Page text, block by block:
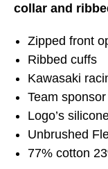
collar and
Zipped front
Ribbed cuffs
Kawasaki
Team
Logo’s
Unbrushed
77% cotton